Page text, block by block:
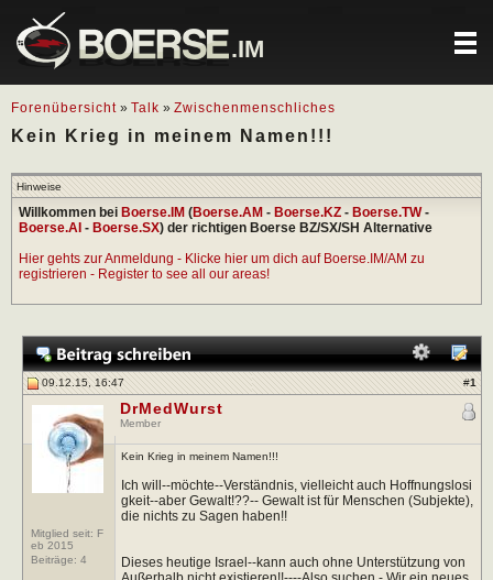
.IM
Forenübersicht » Talk » Zwischenmenschliches
Kein Krieg in meinem Namen!!!
Hinweise
Willkommen bei Boerse.IM (Boerse.AM - Boerse.KZ - Boerse.TW-
Boerse.AI - Boerse.SX) der richtigen Boerse BZ/SX/SH Alternative
Hier gehts zur Anmeldung - Klicke hier um dich auf Boerse.IM/AM zu
registrieren - Register to see all our areas!
09.12.15, 16:47 #1
Mitglied seit: F
eb 2015
Beiträge: 4
DrMedWurst
Member
Kein Krieg in meinem Namen!!!
Ich will--möchte--Verständnis, vielleicht auch Hoffnungslosi
gkeit--aber Gewalt!??-- Gewalt ist für Menschen (Subjekte),
die nichts zu Sagen haben!!
Dieses heutige Israel--kann auch ohne Unterstützung von